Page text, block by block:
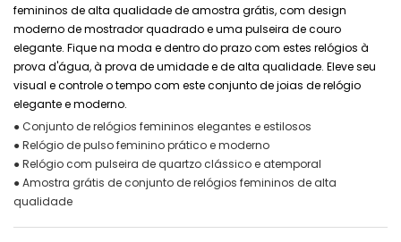
femininos de alta qualidade de amostra grátis, com design
moderno de mostrador quadrado e uma pulseira de couro
elegante. Fique na moda e dentro do prazo com estes relógios à
prova d'água, à prova de umidade e de alta qualidade. Eleve seu
visual e controle o tempo com este conjunto de joias de relógio
elegante e moderno.
● Conjunto de relógios femininos elegantes e estilosos
● Relógio de pulso feminino prático e moderno
● Relógio com pulseira de quartzo clássico e atemporal
● Amostra grátis de conjunto de relógios femininos de alta
qualidade